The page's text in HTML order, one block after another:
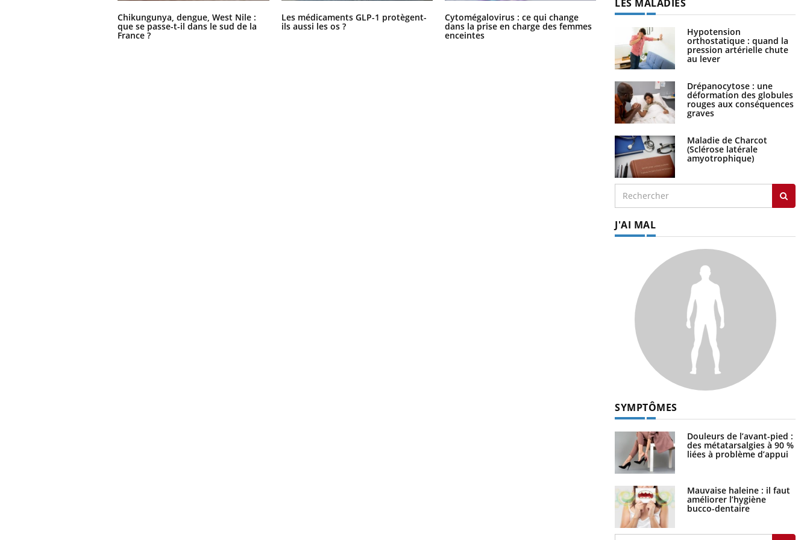
Chikungunya, dengue, West Nile :
que se passe-t-il dans le sud de la
France ?
Les médicaments GLP-1 protègent-
ils aussi les os ?
Cytomégalovirus : ce qui change
dans la prise en charge des femmes
enceintes
La sieste empêche-t-elle de dormir
LES MALADIES
Hypotension
orthostatique : quand la
pression artérielle chute
au lever
Drépanocytose : une
déformation des globules
rouges aux conséquences
graves
Maladie de Charcot
(Sclérose latérale
amyotrophique)
J'AI MAL
SYMPTÔMES
Douleurs de l’avant-pied :
des métatarsalgies à 90 %
liées à problème d’appui
Mauvaise haleine : il faut
améliorer l’hygiène
bucco-dentaire